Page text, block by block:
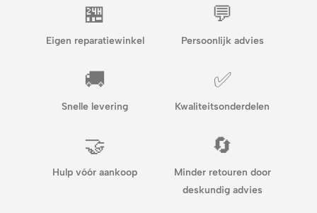
🏪
Eigen reparatiewinkel
💬
Persoonlijk advies
🚚
Snelle levering
✅
Kwaliteitsonderdelen
🤝
Hulp vóór aankoop
🔄
Minder retouren door
deskundig advies